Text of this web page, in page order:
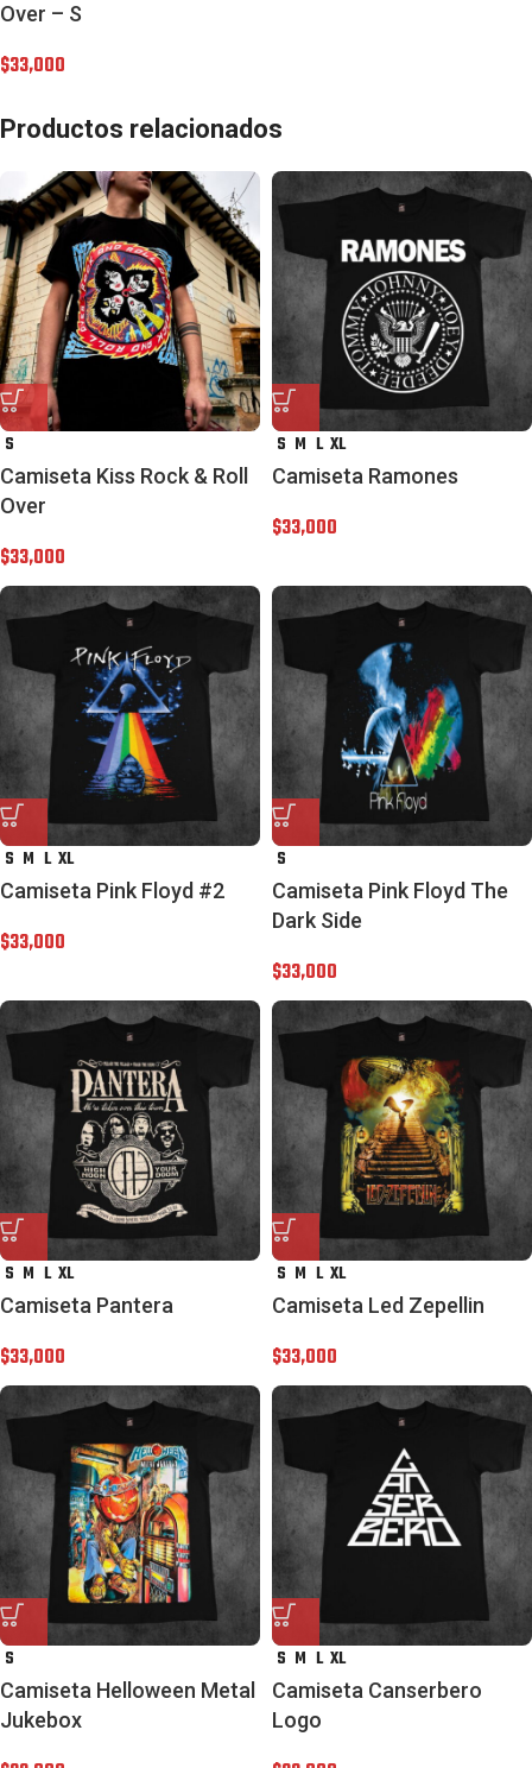
Over – S
$33,000
Productos relacionados
S
Camiseta Kiss Rock & Roll
Over
$33,000
S M L XL
Camiseta Ramones
$33,000
S M L XL
Camiseta Pink Floyd #2
$33,000
S
Camiseta Pink Floyd The
Dark Side
$33,000
S M L XL
Camiseta Pantera
$33,000
S M L XL
Camiseta Led Zepellin
$33,000
S
Camiseta Helloween Metal
Jukebox
S M L XL
Camiseta Canserbero
Logo